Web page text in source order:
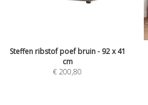
Steffen ribstof poef bruin - 92 x 41
cm
€200,80